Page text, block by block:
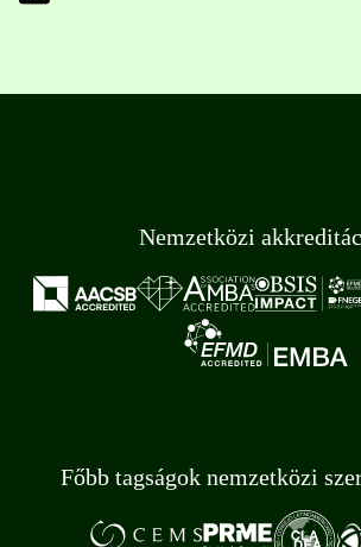
Nemzetközi
Főbb tagságok nemzetközi